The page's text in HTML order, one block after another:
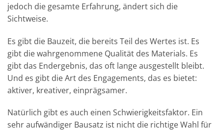
jedoch die gesamte Erfahrung, ändert sich die
Sichtweise.
Es gibt die Bauzeit, die bereits Teil des Wertes ist. Es
gibt die wahrgenommene Qualität des Materials. Es
gibt das Endergebnis, das oft lange ausgestellt bleibt.
Und es gibt die Art des Engagements, das es bietet:
aktiver, kreativer, einprägsamer.
Natürlich gibt es auch einen Schwierigkeitsfaktor. Ein
sehr aufwändiger Bausatz ist nicht die richtige Wahl für